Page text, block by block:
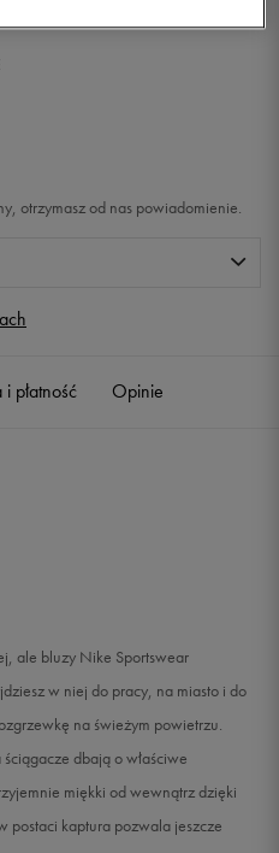
otrzymasz od nas powiadomienie.
płatność Opinie
ale bluzy Nike Sportswear
w niej do pracy, na miasto i do
na świeżym powietrzu.
dbają o właściwe
miękki od wewnątrz dzięki
postaci kaptura pozwala jeszcze